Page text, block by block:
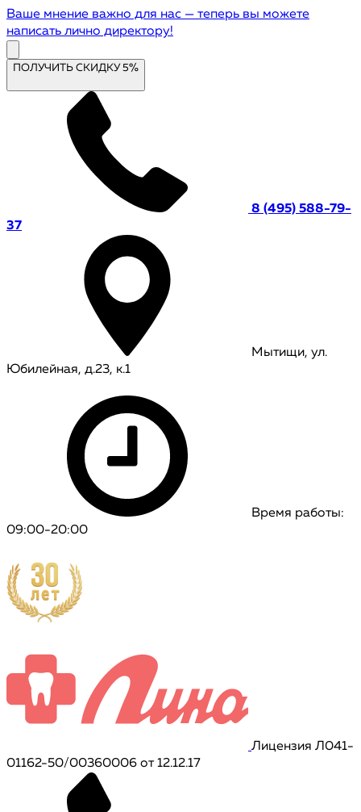
Ваше мнение важно для нас — теперь вы можете
написать лично директору!
ПОЛУЧИТЬ СКИДКУ 5%
8 (495) 588-79-
37
Мытищи, ул.
Юбилейная, д.23, к.1
Время работы:
09:00-20:00
Лицензия Л041-
01162-50/00360006 от 12.12.17